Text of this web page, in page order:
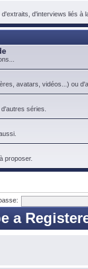
d'interviews liés à
avatars, vidéos...) ou
séries.
proposer.
a